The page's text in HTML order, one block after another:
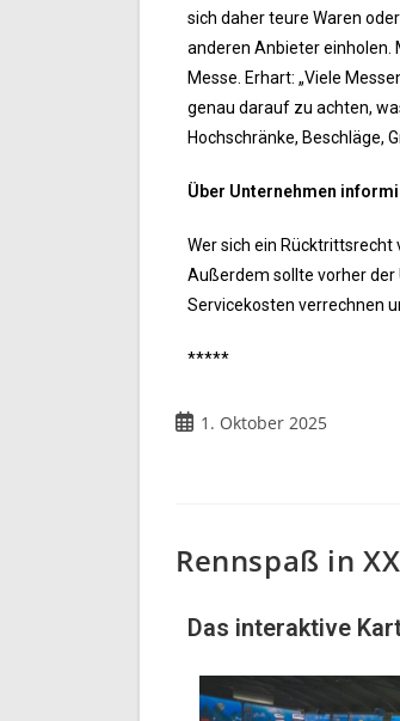
sich daher teure Waren
anderen Anbieter einholen.
Messe. Erhart: „Viele
genau darauf zu achten,
Hochschränke, Beschläge,
Über Unternehmen
Wer sich ein
Außerdem sollte vorher
Servicekosten verrechnen
*****
1. Oktober 2025
Rennspaß in
Das interaktive